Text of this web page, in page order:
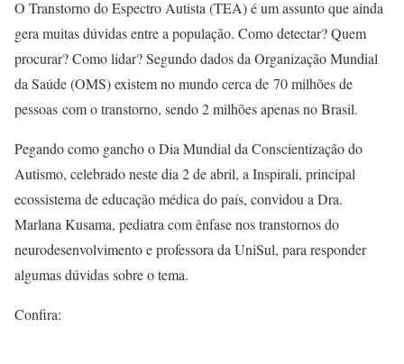
O Transtorno do Espectro Autista (TEA) é um assunto que ainda
gera muitas dúvidas entre a população. Como detectar? Quem
procurar? Como lidar? Segundo dados da Organização Mundial
da Saúde (OMS) existem no mundo cerca de 70 milhões de
pessoas com o transtorno, sendo 2 milhões apenas no Brasil.
Pegando como gancho o Dia Mundial da Conscientização do
Autismo, celebrado neste dia 2 de abril, a Inspirali, principal
ecossistema de educação médica do país, convidou a Dra.
Marlana Kusama, pediatra com ênfase nos transtornos do
neurodesenvolvimento e professora da UniSul, para responder
algumas dúvidas sobre o tema.
Confira: